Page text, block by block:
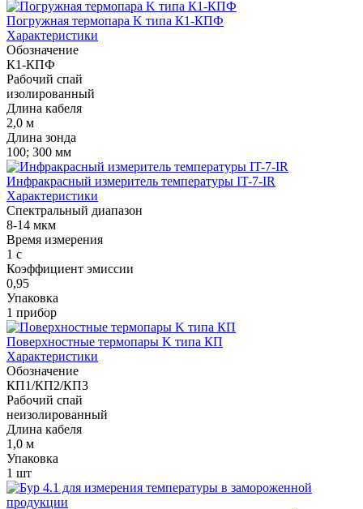
Погружная термопара K типа К1-КПФ
Характеристики
Обозначение
К1-КПФ
Рабочий спай
изолированный
Длина кабеля
2,0 м
Длина зонда
100; 300 мм
Инфракрасный измеритель температуры IT-7-IR
Характеристики
Спектральный диапазон
8-14 мкм
Время измерения
1 с
Коэффициент эмиссии
0,95
Упаковка
1 прибор
Поверхностные термопары K типа КП
Характеристики
Обозначение
КП1/КП2/КП3
Рабочий спай
неизолированный
Длина кабеля
1,0 м
Упаковка
1 шт